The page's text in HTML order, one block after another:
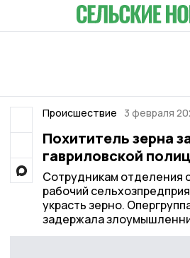
Происшествие 3 февраля
Похититель зерна
гавриловской
Сотрудникам отделения
рабочий
украсть зерно.
задержала